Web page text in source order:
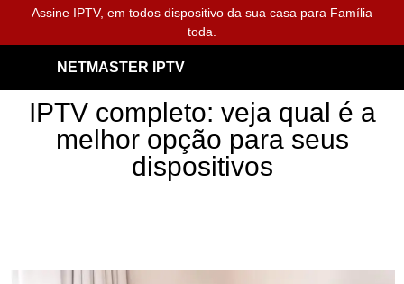
Assine IPTV, em todos dispositivo da sua casa para Família
toda.
NETMASTER IPTV
IPTV completo: veja qual é a
melhor opção para seus
dispositivos